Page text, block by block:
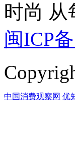
时尚
闽ICP
中国消费观察网 优